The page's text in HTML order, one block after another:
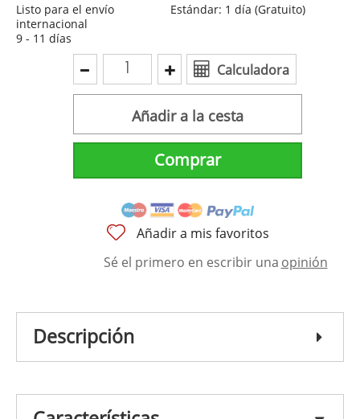
Listo para el envío
internacional
9 - 11 días
Estándar: 1 día (Gratuito)
Calculadora
Añadir a la cesta
Comprar
Añadir a mis favoritos
Sé el primero en escribir una opinión
Descripción